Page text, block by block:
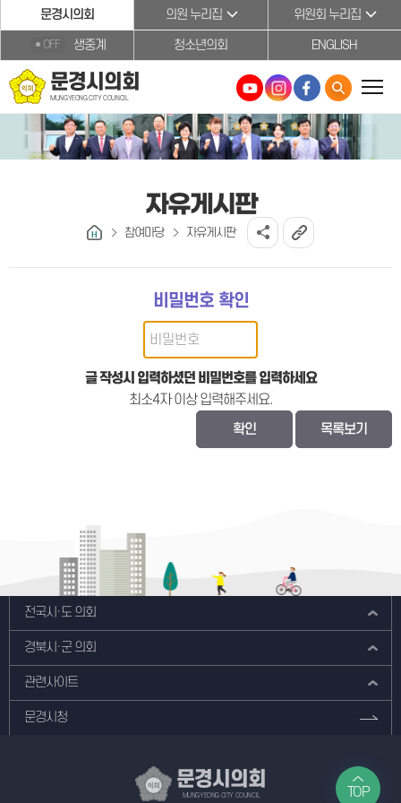
본문바로가기문경시의회 의원 누리집 위원회 누리집
OFF 생중계 청소년의회 ENGLISH
문경시의회
MUNGYEONG CITY COUNCIL
자유게시판
참여마당 자유게시판
비밀번호 확인
글 작성시 입력하셨던 비밀번호를 입력하세요
최소4자 이상 입력해주세요.
확인
목록보기
전국시·도 의회
경북시·군 의회
관련사이트
문경시청
TOP
문경시의회
MUNGYEONG CITY COUNCIL